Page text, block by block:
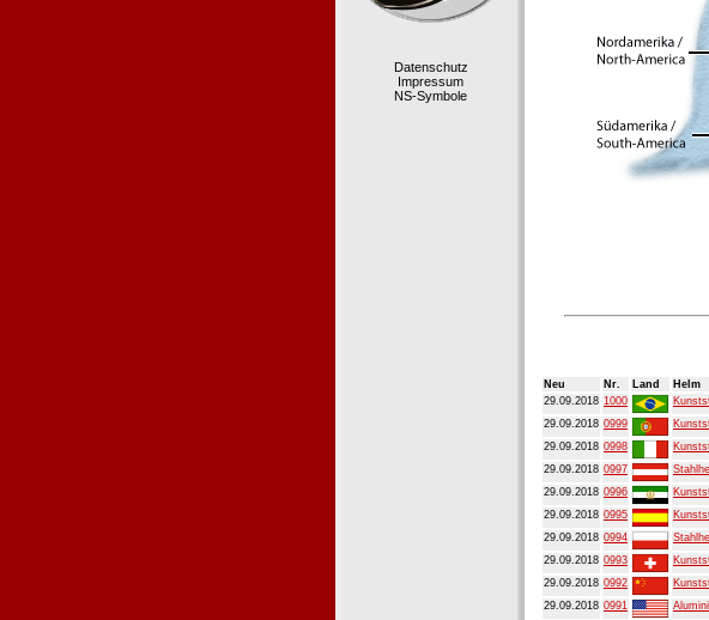
Datenschutz
Impressum
NS-Symbole
Neu Nr. Land
Helm
29.09.2018 1000
29.09.2018 0999
29.09.2018 0998
29.09.2018 0997
29.09.2018 0996
29.09.2018 0995
29.09.2018 0994
29.09.2018 0993
29.09.2018 0992
29.09.2018 0991